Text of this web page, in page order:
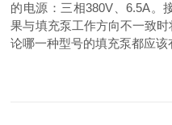
的电源：三相380V、6.5A。
果与填充泵工作方向不一致
论哪一种型号的填充泵都应该